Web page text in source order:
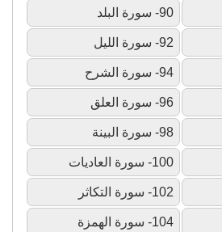
90- سورة البلد
92- سورة الليل
94- سورة الشرح
96- سورة العلق
98- سورة البينة
100- سورة العاديات
102- سورة التكاثر
104- سورة الهمزة